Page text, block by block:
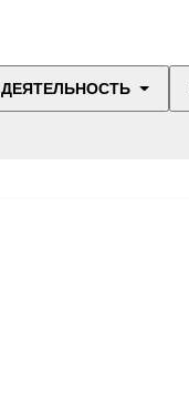
ДЕЯТЕЛЬНОСТЬ